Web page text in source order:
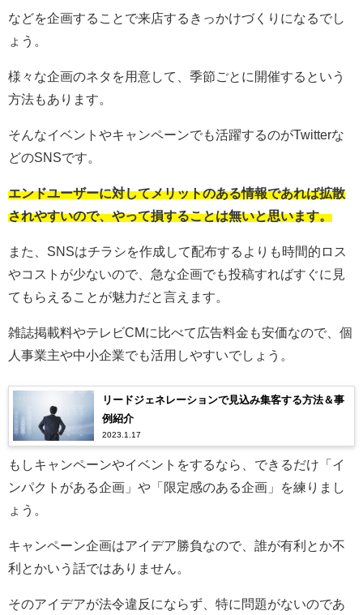
などを企画することで来店するきっかけづくりになるでし
ょう。
様々な企画のネタを用意して、季節ごとに開催するという
方法もあります。
そんなイベントやキャンペーンでも活躍するのがTwitterな
どのSNSです。
エンドユーザーに対してメリットのある情報であれば拡散
されやすいので、やって損することは無いと思います。
また、SNSはチラシを作成して配布するよりも時間的ロス
やコストが少ないので、急な企画でも投稿すればすぐに見
てもらえることが魅力だと言えます。
雑誌掲載料やテレビCMに比べて広告料金も安価なので、個
人事業主や中小企業でも活用しやすいでしょう。
リードジェネレーションで見込み集客する方法＆事
例紹介
2023.1.17
もしキャンペーンやイベントをするなら、できるだけ「イ
ンパクトがある企画」や「限定感のある企画」を練りまし
ょう。
キャンペーン企画はアイデア勝負なので、誰が有利とか不
利とかいう話ではありません。
そのアイデアが法令違反にならず、特に問題がないのであ